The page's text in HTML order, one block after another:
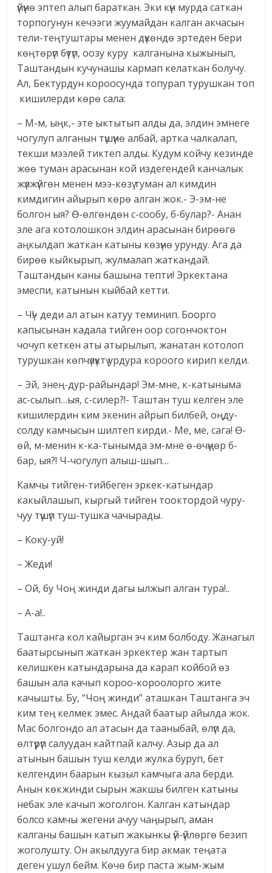
үйүнө эптеп алып бараткан. Эки күн мурда саткан
торпогунун кечээги жуумайдан калган акчасын
тели-теңтуштары менен дүкөндө эртеден бери
көңтөрүп бүтүп, оозу куру калганына кыжынып,
Таштандын кучунашы кармап келаткан болучу.
Ал, Бектурдун короосунда топурап турушкан топ
кишилерди көрө сала:
– М-м, ыңк,- эте ыктытып алды да, элдин эмнеге
чогулуп алганын түшүнө албай, артка чалкалап,
текши мээлей тиктеп алды. Кудум койчу кезинде
жөө туман арасынан кой издегендей канчалык
жүлжүйгөн менен мээ-көзү туман ал кимдин
кимдигин айырып көрө алган жок.- Э-эм-не
болгон ыя? Ө-өлгөндөн с-сообу, б-булар?- Анан
эле ага котолошкон элдин арасынан бирөөгө
аңкылдап жаткан катыны көзүнө урунду. Ага да
бирөө кыйкырып, жулмалап жаткандай.
Таштандын каны башына тепти! Эркектана
эмеспи, катынын кыйбай кетти.
– Чү!- деди ал атын катуу теминип. Боорго
капысынан кадала тийген оор согончоктон
чочуп кеткен аты атырылып, жанатан котолоп
турушкан көпчүлүктү урдура короого кирип келди.
– Эй, энең-дур-райындар! Эм-мне, к-катыныма
ас-сылып…ыя, с-силер?!- Таштан туш келген эле
кишилердин ким экенин айрып билбей, оңду-
солду камчысын шилтеп кирди.- Ме, ме, сага! Ө-
өй, м-менин к-ка-тынымда эм-мне ө-өчүңөр б-
бар, ыя?! Ч-чогулуп алыш-шып…
Камчы тийген-тийбеген эркек-катындар
какыйлашып, кыргый тийген тооктордой чуру-
чуу түшүп туш-тушка чачырады.
– Коку-уй!
– Жеди!
– Ой, бу Чоң жинди дагы ылжып алган тура!..
– А-а!..
Таштанга кол кайырган эч ким болбоду. Жанагыл
баатырсынып жаткан эркектер жан тартып
келишкен катындарына да карап койбой өз
башын ала качып короо-короолорго жите
качышты. Бу, “Чоң жинди” аташкан Таштанга эч
ким тең келмек эмес. Андай баатыр айылда жок.
Мас болгондо ал атасын да тааныбай, өлүп да,
өлтүрүп салуудан кайтпай калчу. Азыр да ал
атынын башын туш келди жулка буруп, бет
келгендин баарын кызыл камчыга ала берди.
Анын көкжинди сырын жакшы билген катыны
небак эле качып жоголгон. Калган катындар
болсо камчы жегени ачуу чаңырып, аман
калганы башын катып жакынкы үй-үйлөргө безип
жоголушту. Он акылдууга бир акмак теңата
деген ушул бейм. Көчө бир паста жым-жым